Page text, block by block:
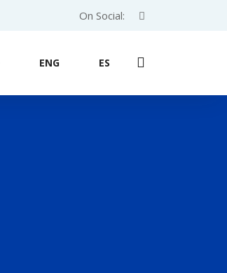
On Social:
ENG ES